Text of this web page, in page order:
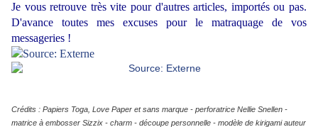
Je vous retrouve très vite pour d'autres articles, importés ou pas.
D'avance toutes mes excuses pour le matraquage de vos
messageries !
Crédits : Papiers Toga, Love Paper et sans marque - perforatrice Nellie Snellen -
matrice à embosser Sizzix - charm - découpe personnelle - modèle de kirigami auteur